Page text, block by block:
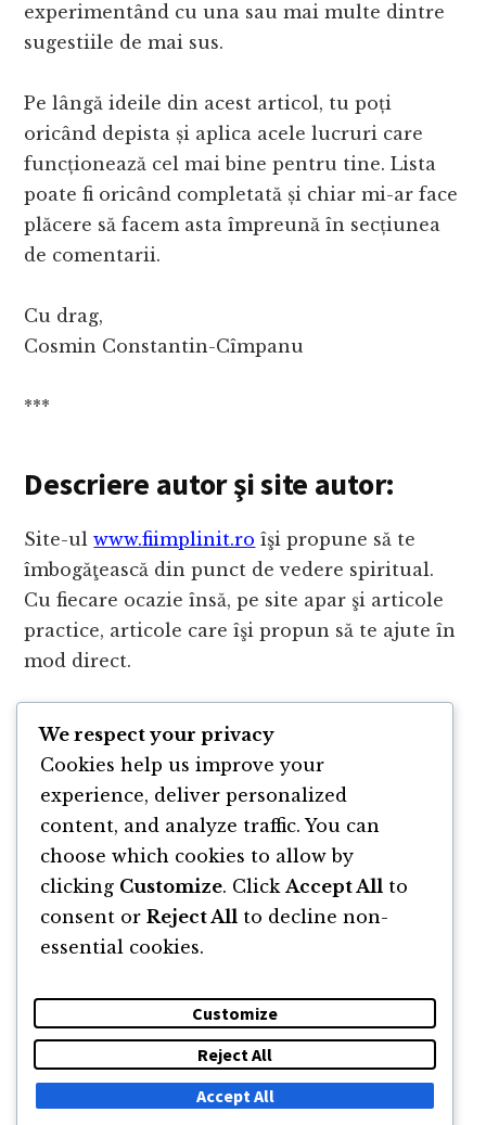
experimentând cu una sau mai multe dintre
sugestiile de mai sus.
Pe lângă ideile din acest articol, tu poți
oricând depista și aplica acele lucruri care
funcționează cel mai bine pentru tine. Lista
poate fi oricând completată și chiar mi-ar face
plăcere să facem asta împreună în secțiunea
de comentarii.
Cu drag,
Cosmin Constantin-Cîmpanu
***
Descriere autor şi site autor:
Site-ulwww.fiimplinit.ro îşi propune să te
îmbogăţească din punct de vedere spiritual.
Cu fiecare ocazie însă, pe site apar şi articole
practice, articole care îşi propun să te ajute în
mod direct.
Cosmin este un pasionat de spiritualitate şi
crede că aceasta este una dintre principalele
căi spre împlinire şi satisfacţie pe toate
planurile.
DESPRE NEWSLETTER CĂUTARE CONTACT
We respect your privacy
Cookies help us improve your
experience, deliver personalized
content, and analyze traffic. You can
choose which cookies to allow by
clicking Customize. Click Accept All to
consent or Reject All to decline non-
essential cookies.
Customize
Reject All
Accept All